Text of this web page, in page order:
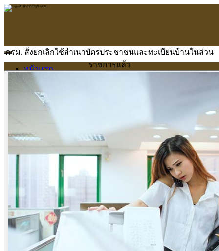
หน้าแรก
ARAC
ข้อมูลบริษัท
บริการ
ตรวจสอบบัญชี
บริการวางระบบบัญชี
ที่ปรึกษาวางแผนภาษีอากร
จัดทำเงินเดือน
จดทะเบียนธุรกิจ
บริการ E-Filing
ข่าวสารบัญชี
ข่าวภาษี
ข่าวบัญชี
ครม. สั่งยกเลิกใช้สำเนาบัตรประชาชนและทะเบียนบ้านในส่วน
ราชการแล้ว